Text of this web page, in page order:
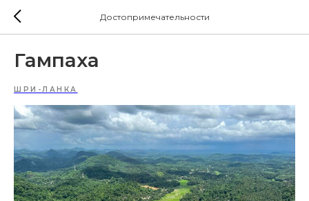
Достопримечательности
Гампаха
ШРИ-ЛАНКА